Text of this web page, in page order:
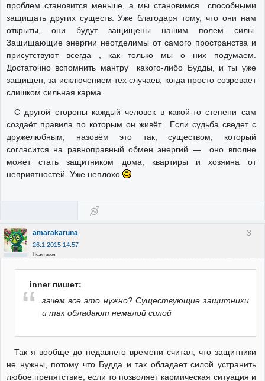
проблем становится меньше, а мы становимся способными
защищать других существ. Уже благодаря тому, что они нам
открыты, они будут защищены нашим полем силы.
Защищающие энергии неотделимы от самого пространства и
присутствуют всегда , как только мы о них подумаем.
Достаточно вспомнить мантру какого-либо Будды, и ты уже
защищен, за исключением тех случаев, когда просто созревает
слишком сильная карма.
С другой стороны каждый человек в какой-то степени сам
создаёт правила по которым он живёт. Eсли судьба сведет с
дружелюбным, назовём это так, существом, который
согласится на равноправный обмен энергий — оно вполне
может стать защитником дома, квартиры и хозяина от
неприятностей. Уже неплохо
3
amarakaruna
26.1.2015 14:57
Неактивен
inner пишет:
зачем все это нужно? Существующие защитники
и так обладают немалой силой
Так я вообще до недавнего времени считал, что защитники
не нужны, потому что Будда и так обладает силой устранить
любое препятствие, если то позволяет кармическая ситуация и